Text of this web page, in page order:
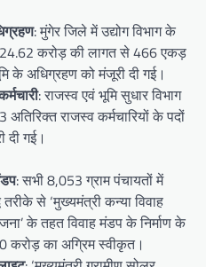
: मुंगेर जिले में उद्योग विभाग के
करोड़ की लागत से 466 एकड़
के अधिग्रहण को मंजूरी दी गई।
: राजस्व एवं भूमि सुधार विभाग
राजस्व कर्मचारियों के पदों
दी गई।
: सभी 8,053 ग्राम पंचायतों में
से ‘मुख्यमंत्री कन्या विवाह
के तहत विवाह मंडप के निर्माण के
करोड़ का अग्रिम स्वीकृत।